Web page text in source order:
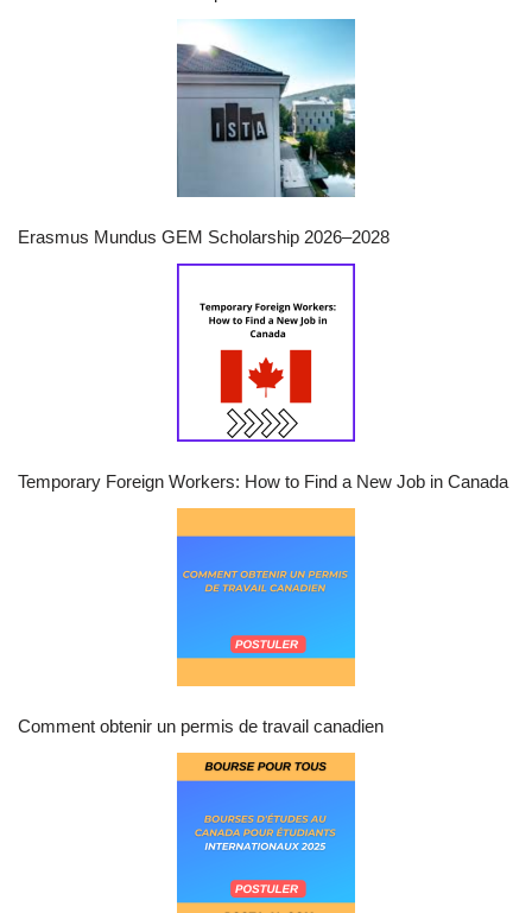
Erasmus Mundus GEM Scholarship 2026–2028
Temporary Foreign Workers: How to Find a New Job in Canada
Comment obtenir un permis de travail canadien